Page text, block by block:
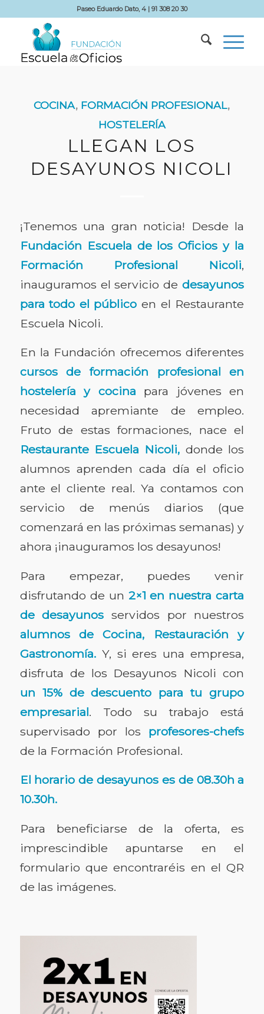
Paseo Eduardo Dato, 4 | 91 308 20 30
COCINA, FORMACIÓN PROFESIONAL,
HOSTELERÍA
LLEGAN LOS
DESAYUNOS NICOLI
¡Tenemos una gran noticia! Desde la
Fundación Escuela de los Oficios y la
Formación Profesional Nicoli,
inauguramos el servicio dedesayunos
para todo el público en el Restaurante
Escuela Nicoli.
En la Fundación ofrecemos diferentes
cursos de formación profesional en
hostelería y cocina para jóvenes en
necesidad apremiante de empleo.
Fruto de estas formaciones, nace el
Restaurante Escuela Nicoli, donde los
alumnos aprenden cada día el oficio
ante el cliente real. Ya contamos con
servicio de menús diarios (que
comenzará en las próximas semanas) y
ahora ¡inauguramos los desayunos!
Para empezar, puedes venir
disfrutando de un 2×1 en nuestra carta
de desayunos servidos por nuestros
alumnos de Cocina, Restauración y
Gastronomía. Y, si eres una empresa,
disfruta de los Desayunos Nicoli con
un 15% de descuento para tu grupo
empresarial. Todo su trabajo está
supervisado por los profesores-chefs
de la Formación Profesional.
El horario de desayunos es de 08.30h a
10.30h.
Para beneficiarse de la oferta, es
imprescindible apuntarse en el
formulario que encontraréis en el QR
de las imágenes.